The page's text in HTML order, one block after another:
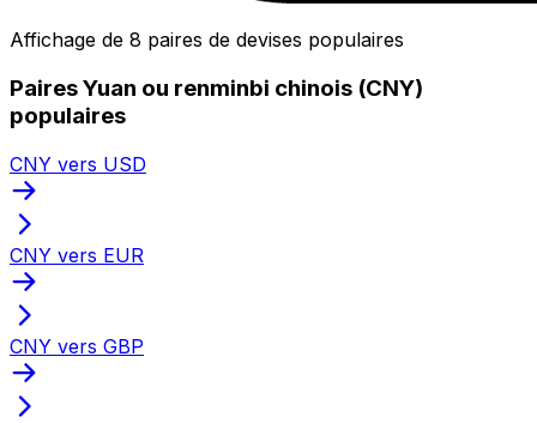
Affichage de 8 paires de devises populaires
Paires Yuan ou renminbi chinois (CNY)
populaires
CNY vers USD
CNY vers EUR
CNY vers GBP